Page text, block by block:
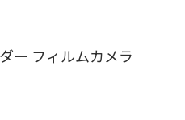
ー フィルムカメラ